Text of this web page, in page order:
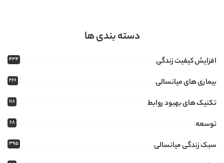
دسته بندی ها
افزایش کیفیت زندگی 434
بیماری های میانسالی 266
تکنیک های بهبود روابط 118
توسعه 68
سبک زندگی میانسالی 395